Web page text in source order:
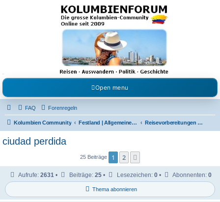
Kolumbienforum - Das
grosse Forum der
Freunde Kolumbiens
Reisen, Auswandern, Kultur, Politik, Geschichte und Visum in Kolumbien und Venezuela.
Austausch, Erfahrungen und Gemeinschaft im Kolumbienforum
Open menu
FAQ Forenregeln
Kolumbien Community Festland | Allgemeine Fragen Reisevorbereitungen & Reiseerfahrungen
ciudad perdida
25 Beiträge 1 2
Thema abonnieren
Aufrufe: 2631 • Beiträge: 25 • Lesezeichen: 0 • Abonnenten: 0